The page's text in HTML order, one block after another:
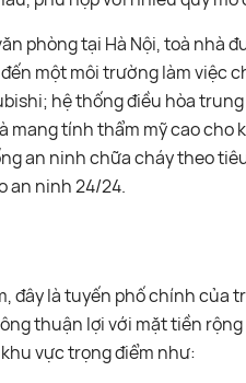
phòng tại Hà Nội, toà nhà
một môi trường làm việc
hệ thống điều hòa
tính thẩm mỹ cao cho
an ninh chữa cháy theo
an ninh 24/24.
đây là tuyến phố chính của
thuận lợi với mặt tiền
vực trọng điểm như: